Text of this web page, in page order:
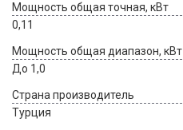
Мощность общая точная, кВт
0,11
Мощность общая диапазон, кВт
До 1,0
Страна производитель
Турция